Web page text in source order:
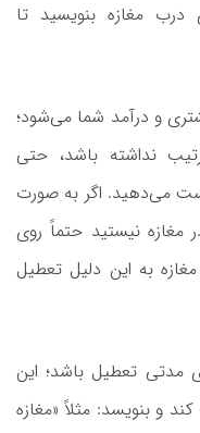
مغازه بنویسید تا
و درآمد شما می‌شود؛
نداشته باشد، حتی
می‌دهید. اگر به صورت
مغازه نیستید حتماً روی
به این دلیل تعطیل
مدتی تعطیل باشد؛ این
و بنویسد: مثلاً «مغازه